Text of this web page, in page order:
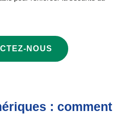
NOUS
: comment